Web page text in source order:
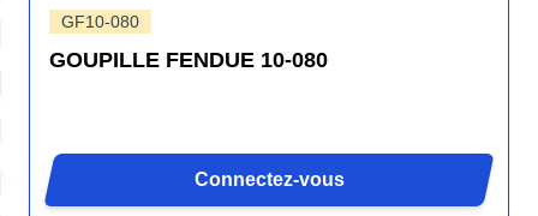
GF10-080
GOUPILLE FENDUE 10-080
Connectez-vous